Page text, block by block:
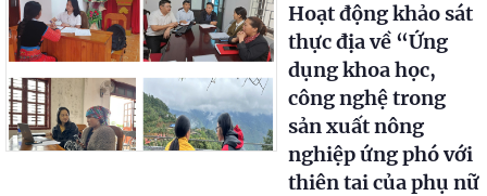
Hoạt động khảo sát
thực địa về “Ứng
dụng khoa học,
công nghệ trong
sản xuất nông
nghiệp ứng phó với
thiên tai của phụ nữ